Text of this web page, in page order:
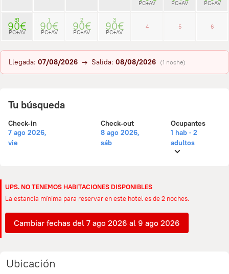
PC+AV PC+AV PC+AV
31
90€
PC+AV
1
90€
PC+AV
2
90€
PC+AV
3
90€
PC+AV
4 5 6
Llegada: 07/08/2026 → Salida: 08/08/2026 (1 noche)
Tu búsqueda
Check-in
7 ago 2026,
vie
Check-out
8 ago 2026,
sáb
Ocupantes
1 hab · 2
adultos
UPS. NO TENEMOS HABITACIONES DISPONIBLES
La estancia mínima para reservar en este hotel es de 2 noches.
Cambiar fechas del 7 ago 2026 al 9 ago 2026
Ubicación